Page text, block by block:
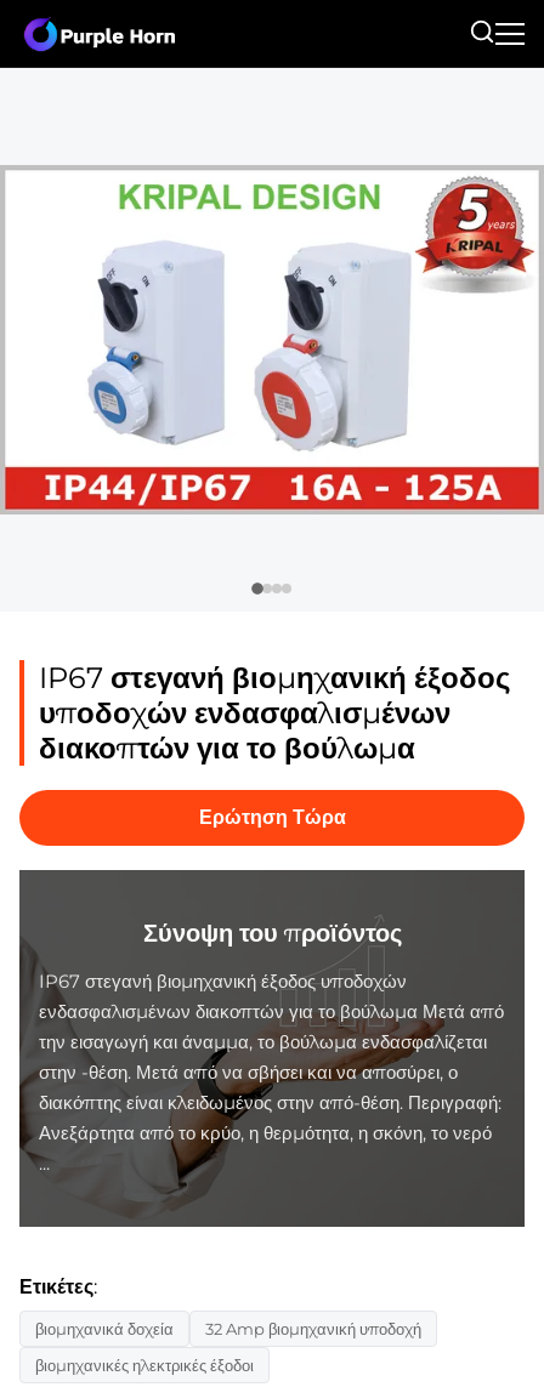
IP67 στεγανή βιομηχανική έξοδος
υποδοχών ενδασφαλισμένων
διακοπτών για το βούλωμα
Ερώτηση Τώρα
Σύνοψη του προϊόντος
IP67 στεγανή βιομηχανική έξοδος υποδοχών
ενδασφαλισμένων διακοπτών για το βούλωμα Μετά από
την εισαγωγή και άναμμα, το βούλωμα ενδασφαλίζεται
στην -θέση. Μετά από να σβήσει και να αποσύρει, ο
διακόπτης είναι κλειδωμένος στην από-θέση. Περιγραφή:
Ανεξάρτητα από το κρύο, η θερμότητα, η σκόνη, το νερό
...
Ετικέτες:
βιομηχανικά δοχεία
32 Amp βιομηχανική υποδοχή
βιομηχανικές ηλεκτρικές έξοδοι